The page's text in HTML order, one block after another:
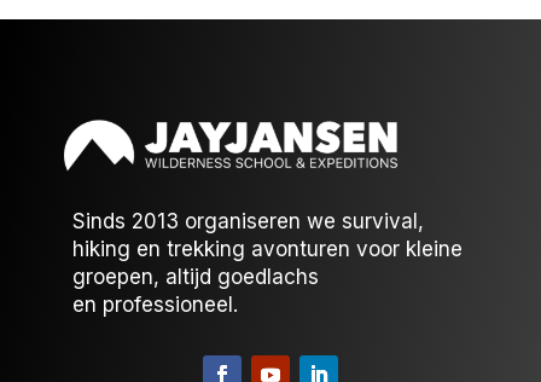
Sinds 2013 organiseren we survival,
hiking en trekking avonturen voor kleine
groepen, altijd goedlachs
en professioneel.